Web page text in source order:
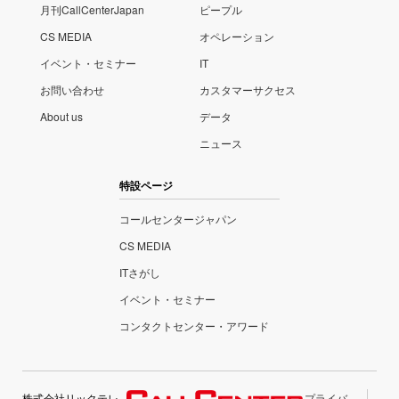
月刊CallCenterJapan
CS MEDIA
イベント・セミナー
お問い合わせ
About us
ピープル
オペレーション
IT
カスタマーサクセス
データ
ニュース
特設ページ
コールセンタージャパン
CS MEDIA
ITさがし
イベント・セミナー
コンタクトセンター・アワード